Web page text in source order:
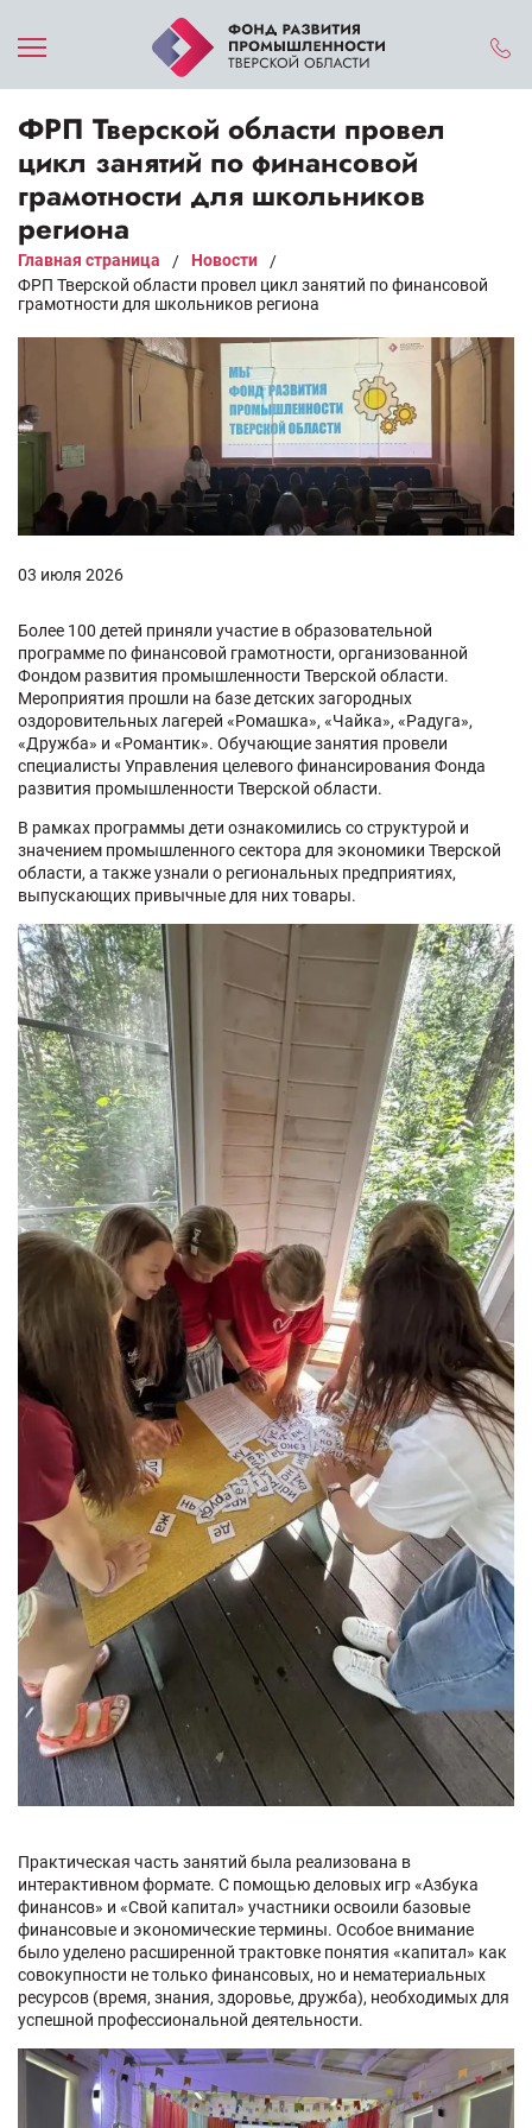
ФРП Тверской области провел
цикл занятий по финансовой
грамотности для школьников
региона
Главная страница / Новости
/
ФРП Тверской области провел цикл занятий по финансовой
грамотности для школьников региона
03 июля 2026
Более 100 детей приняли участие в образовательной
программе по финансовой грамотности, организованной
Фондом развития промышленности Тверской области.
Мероприятия прошли на базе детских загородных
оздоровительных лагерей «Ромашка», «Чайка», «Радуга»,
«Дружба» и «Романтик». Обучающие занятия провели
специалисты Управления целевого финансирования Фонда
развития промышленности Тверской области.
В рамках программы дети ознакомились со структурой и
значением промышленного сектора для экономики Тверской
области, а также узнали о региональных предприятиях,
выпускающих привычные для них товары.
Практическая часть занятий была реализована в
интерактивном формате. С помощью деловых игр «Азбука
финансов» и «Свой капитал» участники освоили базовые
финансовые и экономические термины. Особое внимание
было уделено расширенной трактовке понятия «капитал» как
совокупности не только финансовых, но и нематериальных
ресурсов (время, знания, здоровье, дружба), необходимых для
успешной профессиональной деятельности.